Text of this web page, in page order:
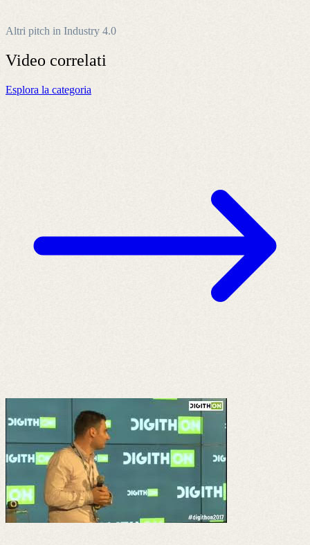
Altri pitch in Industry 4.0
Video correlati
Esplora la categoria